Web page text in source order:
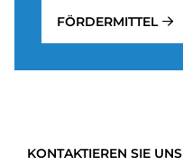
FÖRDERMITTEL
KONTAKTIEREN SIE UNS